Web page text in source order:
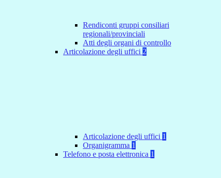
Rendiconti gruppi consiliari
regionali/provinciali
Atti degli organi di controllo
Articolazione degli uffici 2
Articolazione degli uffici 1
Organigramma 1
Telefono e posta elettronica 1